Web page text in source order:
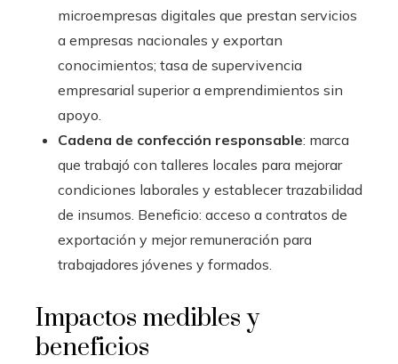
microempresas digitales que prestan servicios
a empresas nacionales y exportan
conocimientos; tasa de supervivencia
empresarial superior a emprendimientos sin
apoyo.
Cadena de confección responsable: marca
que trabajó con talleres locales para mejorar
condiciones laborales y establecer trazabilidad
de insumos. Beneficio: acceso a contratos de
exportación y mejor remuneración para
trabajadores jóvenes y formados.
Impactos medibles y
beneficios